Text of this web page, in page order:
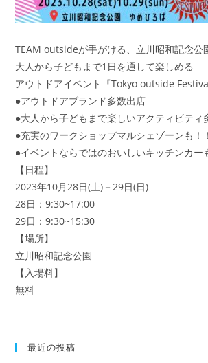
ｰｰｰｰｰｰｰｰｰｰｰｰｰｰｰｰｰｰｰｰｰｰｰｰｰｰｰｰｰｰｰｰｰｰｰｰｰｰｰ
TEAM outsideが手がける、立川昭和記念公
大人から子どもまで1日を通して楽しめる
アウトドアイベント『Tokyo outside
●アウトドアブランド多数出店
●大人から子どもまで楽しいアクティビティ
●充実のワークショップマルシェゾーンも！！
●イベントならではのおいしいキッチンカー
【日程】
2023年10月28日(土)－29日(日)
28日：9:30~17:00
29日：9:30~15:30
【場所】
立川昭和記念公園
【入場料】
無料
ｰｰｰｰｰｰｰｰｰｰｰｰｰｰｰｰｰｰｰｰｰｰｰｰｰｰｰｰｰｰｰｰｰｰｰｰｰｰｰ
最近の投稿